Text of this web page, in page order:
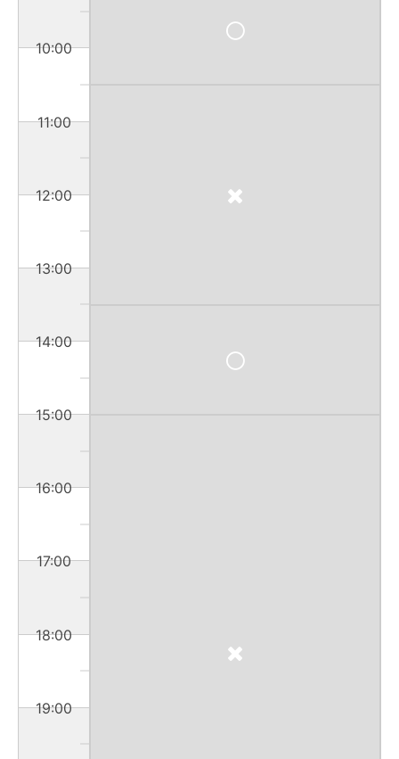
10:00
11:00
12:00
13:00
14:00
15:00
16:00
17:00
18:00
19:00